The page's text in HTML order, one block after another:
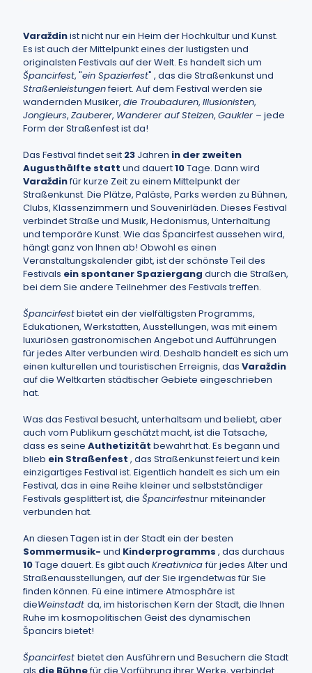
Varaždinist nicht nur ein Heim der Hochkultur und Kunst.
Es ist auch der Mittelpunkt eines der lustigsten und
originalsten Festivals auf der Welt. Es handelt sich um
Špancirfest, "ein Spazierfest" , das die Straßenkunst und
Straßenleistungenfeiert. Auf dem Festival werden sie
wandernden Musiker, die Troubaduren, Illusionisten,
Jongleurs, Zauberer, Wanderer auf Stelzen, Gaukler – jede
Form der Straßenfest ist da!
Das Festival findet seit 23 Jahren in der zweiten
Augusthälfte statt und dauert10Tage. Dann wird
Varaždinfür kurze Zeit zu einem Mittelpunkt der
Straßenkunst. Die Plätze, Paläste, Parks werden zu Bühnen,
Clubs, Klassenzimmern und Souvenirläden. Dieses Festival
verbindet Straße und Musik, Hedonismus, Unterhaltung
und temporäre Kunst. Wie das Špancirfest aussehen wird,
hängt ganz von Ihnen ab! Obwohl es einen
Veranstaltungskalender gibt, ist der schönste Teil des
Festivals ein spontaner Spaziergang durch die Straßen,
bei dem Sie andere Teilnehmer des Festivals treffen.
Špancirfestbietet ein der vielfältigsten Programms,
Edukationen, Werkstatten, Ausstellungen, was mit einem
luxuriösen gastronomischen Angebot und Aufführungen
für jedes Alter verbunden wird. Deshalb handelt es sich um
einen kulturellen und touristischen Erreignis, das Varaždin
auf die Weltkarten städtischer Gebiete eingeschrieben
hat.
Was das Festival besucht, unterhaltsam und beliebt, aber
auch vom Publikum geschätzt macht, ist die Tatsache,
dass es seine Authetizität bewahrt hat. Es begann und
blieb ein Straßenfest , das Straßenkunst feiert und kein
einzigartiges Festival ist. Eigentlich handelt es sich um ein
Festival, das in eine Reihe kleiner und selbstständiger
Festivals gesplittert ist, die Špancirfestnur miteinander
verbunden hat.
An diesen Tagen ist in der Stadt ein der besten
Sommermusik- und Kinderprogramms , das durchaus
10Tage dauert. Es gibt auch Kreativnicafür jedes Alter und
Straßenausstellungen, auf der Sie irgendetwas für Sie
finden können. Fü eine intimere Atmosphäre ist
dieWeinstadt da, im historischen Kern der Stadt, die Ihnen
Ruhe im kosmopolitischen Geist des dynamischen
Špancirs bietet!
Špancirfest bietet den Ausführern und Besuchern die Stadt